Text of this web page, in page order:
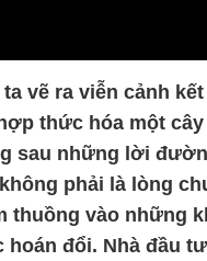
vẽ ra viễn cảnh
thức hóa một
sau những lời
phải là lòng
thuồng vào những
đổi. Nhà đầu